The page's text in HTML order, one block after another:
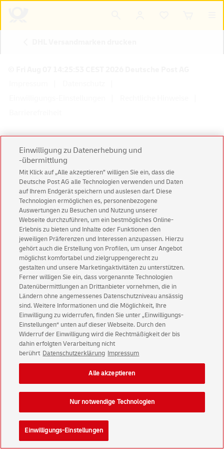
Konzern Karriere
Einwilligung zu Datenerhebung und
-übermittlung
Mit Klick auf „Alle akzeptieren” willigen Sie ein, dass die
Deutsche Post AG alle Technologien verwenden und Daten
auf Ihrem Endgerät speichern und auslesen darf. Diese
Technologien ermöglichen es, personenbezogene
Auswertungen zu Besuchen und Nutzung unserer
Webseite durchzuführen, um ein bestmögliches Online-
Erlebnis zu bieten und Inhalte oder Funktionen den
jeweiligen Präferenzen und Interessen anzupassen. Hierzu
gehört auch die Erstellung von Profilen, um unser Angebot
möglichst komfortabel und zielgruppengerecht zu
gestalten und unsere Marketingaktivitäten zu unterstützen.
Ferner willigen Sie ein, dass vorgenannte Technologien
Datenübermittlungen an Drittanbieter vornehmen, die in
Ländern ohne angemessenes Datenschutzniveau ansässig
sind. Weitere Informationen und die Möglichkeit, Ihre
Einwilligung zu widerrufen, finden Sie unter „Einwilligungs-
Einstellungen“ unten auf dieser Webseite. Durch den
Widerruf der Einwilligung wird die Rechtmäßigkeit der bis
dahin erfolgten Verarbeitung nicht
berührt Datenschutzerklärung Impressum
Einwilligungs-Einstellungen
Nur notwendige Technologien
Alle akzeptieren